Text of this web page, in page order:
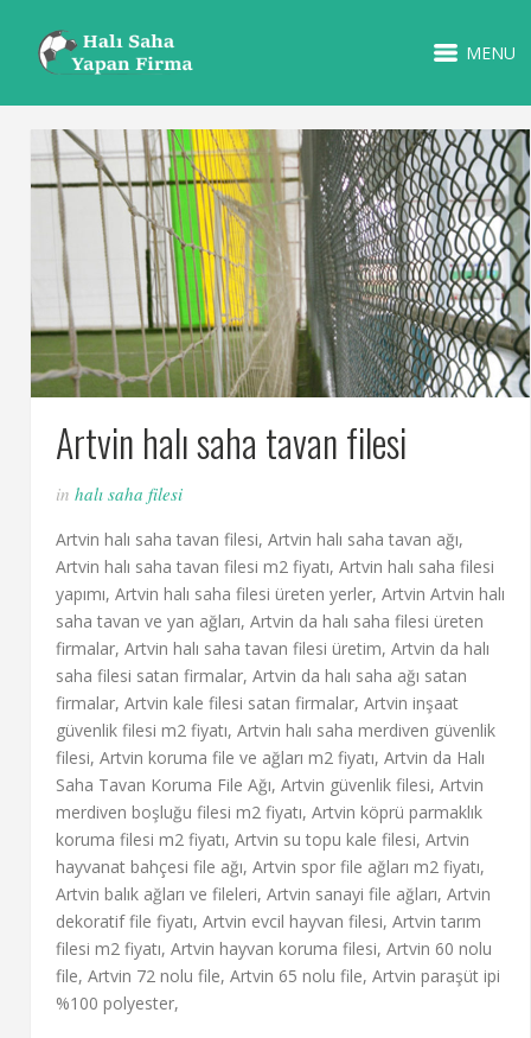
MENU
Artvin halı saha tavan filesi
inhalı saha filesi
Artvin halı saha tavan filesi, Artvin halı saha tavan ağı,
Artvin halı saha tavan filesi m2 fiyatı, Artvin halı saha filesi
yapımı, Artvin halı saha filesi üreten yerler, Artvin Artvin halı
saha tavan ve yan ağları, Artvin da halı saha filesi üreten
firmalar, Artvin halı saha tavan filesi üretim, Artvin da halı
saha filesi satan firmalar, Artvin da halı saha ağı satan
firmalar, Artvin kale filesi satan firmalar, Artvin inşaat
güvenlik filesi m2 fiyatı, Artvin halı saha merdiven güvenlik
filesi, Artvin koruma file ve ağları m2 fiyatı, Artvin da Halı
Saha Tavan Koruma File Ağı, Artvin güvenlik filesi, Artvin
merdiven boşluğu filesi m2 fiyatı, Artvin köprü parmaklık
koruma filesi m2 fiyatı, Artvin su topu kale filesi, Artvin
hayvanat bahçesi file ağı, Artvin spor file ağları m2 fiyatı,
Artvin balık ağları ve fileleri, Artvin sanayi file ağları, Artvin
dekoratif file fiyatı, Artvin evcil hayvan filesi, Artvin tarım
filesi m2 fiyatı, Artvin hayvan koruma filesi, Artvin 60 nolu
file, Artvin 72 nolu file, Artvin 65 nolu file, Artvin paraşüt ipi
%100 polyester,